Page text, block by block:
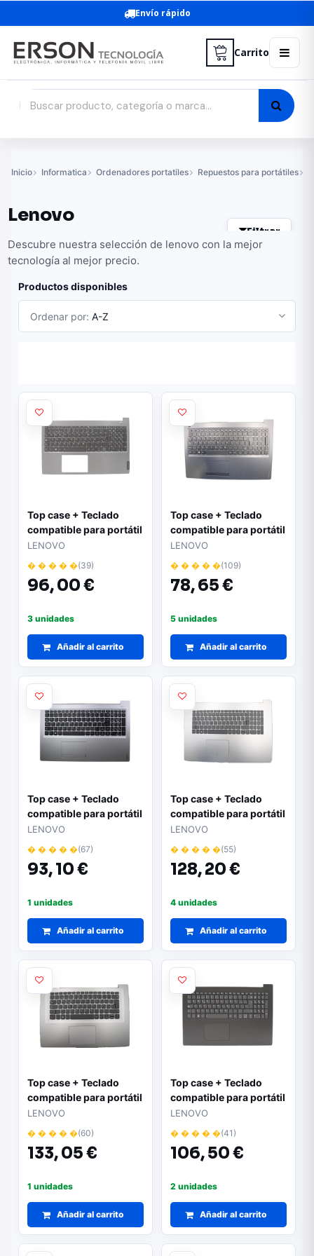
Envío rápido
Carrito
Inicio Informatica Ordenadores portatiles Repuestos para portátiles
Lenovo
Filtrar
Descubre nuestra selección de lenovo con la mejor
tecnología al mejor precio.
Productos disponibles
Ordenar por: A-Z
Top case + Teclado
compatible para portátil
LENOVO 15-IML Plata
5CB0W45230
LENOVO
� � � � �(39)
96,00 €
3 unidades
Añadir al carrito
Top case + Teclado
compatible para portátil
LENOVO 310-15IKB Gris
oscuro 5CB0M29118
LENOVO
� � � � �(109)
78,65 €
5 unidades
Añadir al carrito
Top case + Teclado
compatible para portátil
LENOVO 310-15IKB
Plata 5CB0M29160
LENOVO
� � � � �(67)
93,10 €
1 unidades
Añadir al carrito
Top case + Teclado
compatible para portátil
LENOVO 320-17ABR
Plata 5CB0N96275
LENOVO
� � � � �(55)
128,20 €
4 unidades
Añadir al carrito
Top case + Teclado
compatible para portátil
LENOVO 320S-15IKB
Plata 5CB0N77760
LENOVO
� � � � �(60)
133,05 €
1 unidades
Añadir al carrito
Top case + Teclado
compatible para portátil
Lenovo 330-15ICH |
Color negro |
Referencia 5CB0R46811
LENOVO
� � � � �(41)
106,50 €
2 unidades
Añadir al carrito